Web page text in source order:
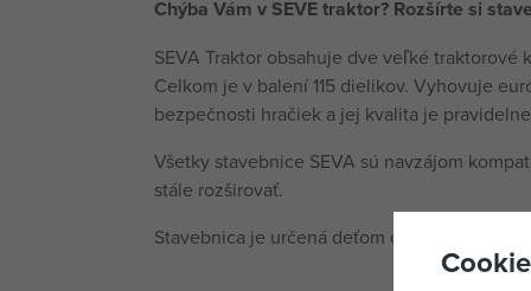
Chýba Vám v SEVE traktor? Rozšírte si
SEVA Traktor obsahuje dve veľké traktorové
Celkom je v balení 115 dielikov. Vyhovuje
bezpečnosti hračiek a jej kvalita je
Všetky stavebnice SEVA sú navzájom
stále rozširovať.
Stavebnica je určená deťom od 4 rokov.